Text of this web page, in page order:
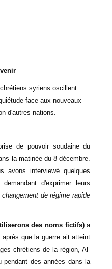
syriens oscillent
face aux nouveaux
d'autres nations.
de pouvoir soudaine du
la matinée du 8 décembre.
avons interviewé quelques
d'exprimer leurs
changement de régime rapide
des noms fictifs)a
que la guerre ait atteint
chrétiens de la région, Al-
des années dans la